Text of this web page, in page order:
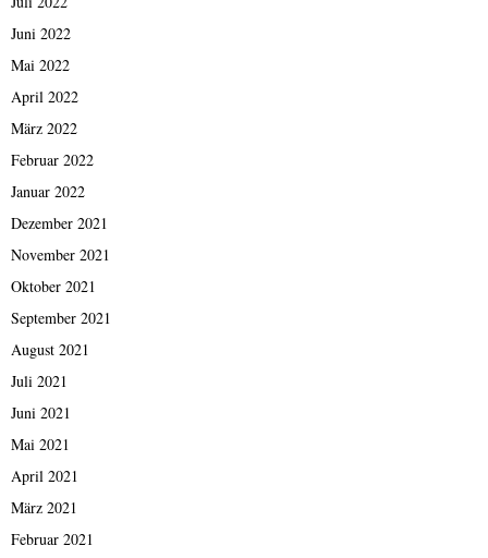
Juni 2022
Mai 2022
April 2022
März 2022
Februar 2022
Januar 2022
Dezember 2021
November 2021
Oktober 2021
September 2021
August 2021
Juli 2021
Juni 2021
Mai 2021
April 2021
März 2021
Februar 2021